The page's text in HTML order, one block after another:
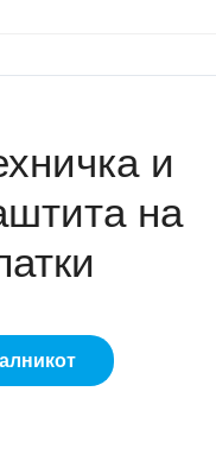
и
на